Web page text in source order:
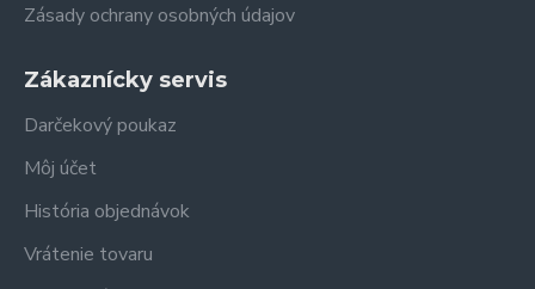
Zásady ochrany osobných údajov
Zákaznícky servis
Darčekový poukaz
Môj účet
História objednávok
Vrátenie tovaru